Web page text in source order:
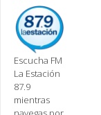
Escucha FM
La Estación
87.9
mientras